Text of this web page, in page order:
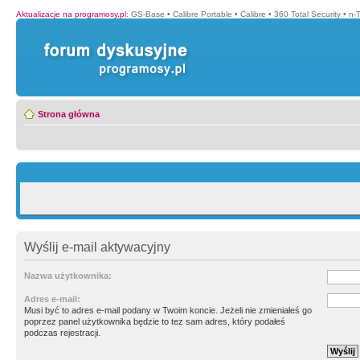
Aktualizacje na programosy.pl: GS-Base • Calibre Portable • Calibre • 360 Total Security • n-
Strona główna
Wyślij e-mail aktywacyjny
Nazwa użytkownika:
Adres e-mail:
Musi być to adres e-mail podany w Twoim koncie. Jeżeli nie zmieniałeś go
poprzez panel użytkownika będzie to tez sam adres, który podałeś
podczas rejestracji.